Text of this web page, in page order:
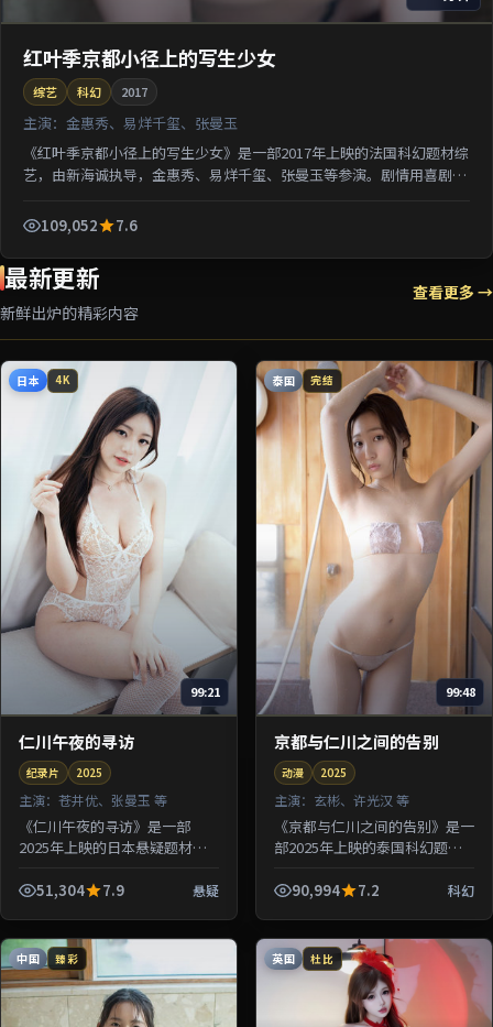
红叶季京都小径上的写生少女
综艺 科幻 2017
主演： 金惠秀、易烊千玺、张曼玉
《红叶季京都小径上的写生少女》是一部2017年上映的法国科幻题材综
艺，由新海诚执导，金惠秀、易烊千玺、张曼玉等参演。剧情用喜剧外
109,052
7.6
最新更新
新鲜出炉的精彩内容
查看更多 →
日本 4K
99:21
仁川午夜的寻访
纪录片 2025
主演： 苍井优、张曼玉 等
《仁川午夜的寻访》是一部
2025年上映的日本悬疑题材纪
优、张曼玉、章子怡、河正宇等
51,304 7.9 悬疑
泰国 完结
99:48
京都与仁川之间的告别
动漫 2025
主演： 玄彬、许光汉 等
《京都与仁川之间的告别》是一
部2025年上映的泰国科幻题材
光汉、朱一龙等参演。剧情让一
90,994 7.2 科幻
中国 臻彩 英国 杜比